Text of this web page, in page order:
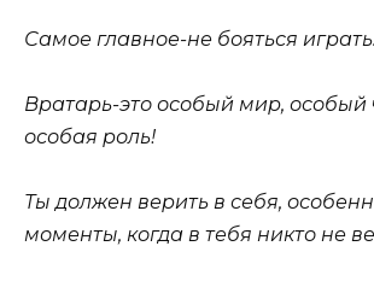
Самое главное-не бояться играть.
Вратарь-это особый мир, особый
особая роль!
Ты должен верить в себя,
моменты, когда в тебя никто не